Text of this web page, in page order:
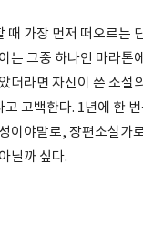
때 가장 먼저 떠오르는
는 그중 하나인 마라톤
더라면 자신이 쓴 소설
고백한다. 1년에 한
이야말로, 장편소설가
닐까 싶다.